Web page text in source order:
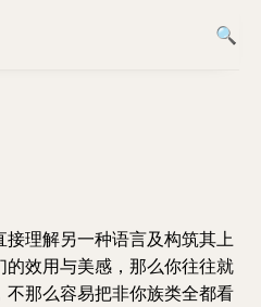
理解另一种语言及构筑其上
的效用与美感，那么你往往就
那么容易把非你族类全都看